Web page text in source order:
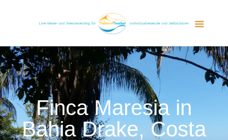
Finca Maresia in
Bahia Drake, Costa